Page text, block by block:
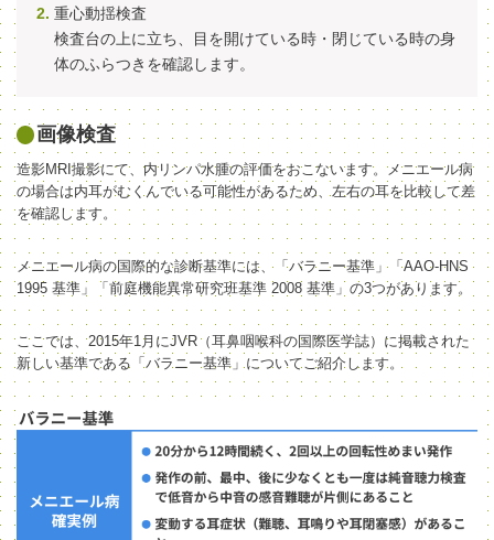
重心動揺検査
検査台の上に立ち、目を開けている時・閉じている時の身
体のふらつきを確認します。
画像検査
造影MRI撮影にて、内リンパ水腫の評価をおこないます。メニエール病
の場合は内耳がむくんでいる可能性があるため、左右の耳を比較して差
を確認します。
メニエール病の国際的な診断基準には、「バラニー基準」「AAO-HNS
1995 基準」「 前庭機能異常研究班基準 2008 基準 」の3つがあります。
ここでは、2015年1月にJVR（耳鼻咽喉科の国際医学誌）に掲載された
新しい基準である「バラニー基準」についてご紹介します。